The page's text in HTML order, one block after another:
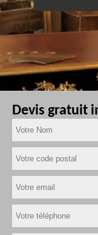
Devis gratuit